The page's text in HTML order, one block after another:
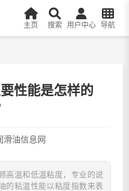
主页 搜索 用户中心 导航
性能是怎样的
滑油信息网
高温和低温粘度，专业的说
的粘温性能以粘度指数来表